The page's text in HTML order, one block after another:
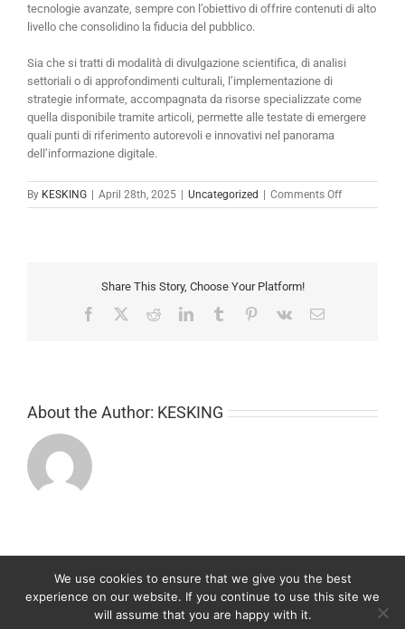
tecnologie avanzate, sempre con l’obiettivo di offrire contenuti di alto
livello che consolidino la fiducia del pubblico.
Sia che si tratti di modalità di divulgazione scientifica, di analisi
settoriali o di approfondimenti culturali, l’implementazione di
strategie informate, accompagnata da risorse specializzate come
quella disponibile tramite articoli, permette alle testate di emergere
quali punti di riferimento autorevoli e innovativi nel panorama
dell’informazione digitale.
By KESKING April 28th, 2025 Uncategorized Comments Offon
Ridefinire
Share This Story, Choose Your Platform!
Facebook RedditLinkedInTumblr Pinterest
Vk Email
About the Author: KESKING
Design & Code byKESKING DESIGN | Imprint-Privacy Policy
We use cookies to ensure that we give you the best
experience on our website. If you continue to use this site we
will assume that you are happy with it.